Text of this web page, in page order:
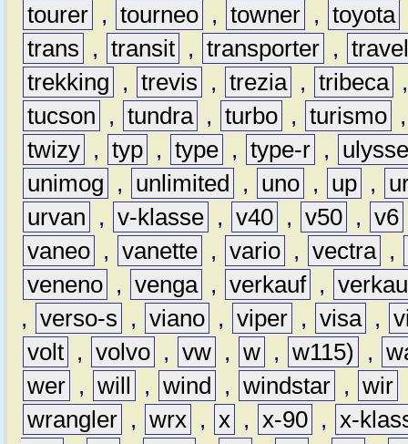
tourer , tourneo , towner , toyota
trans
, transit , transporter ,
trekking
, trevis , trezia , tribeca
tucson
, tundra , turbo , turismo
twizy , typ , type , type-r ,
unimog
, unlimited , uno , up ,
urvan
, v-klasse , v40 , v50 , v6
vaneo , vanette , vario , vectra ,
veneno , venga , verkauf ,
, verso-s , viano , viper , visa ,
volt , volvo , vw , w , w115) ,
wer , will , wind , windstar , wir
wrangler , wrx , x , x-90 , x-